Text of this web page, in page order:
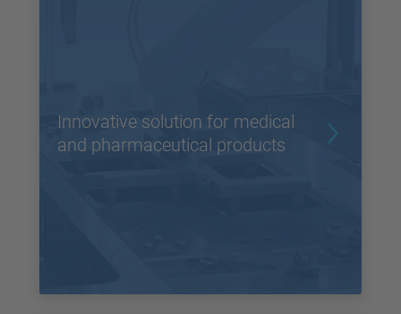
Innovative solution for medical
and pharmaceutical products